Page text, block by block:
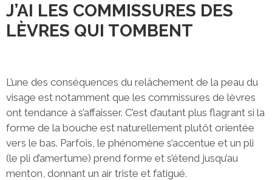
J’AI LES COMMISSURES DES
LÈVRES QUI TOMBENT
L’une des conséquences du relâchement de la peau du
visage est notamment que les commissures de lèvres
ont tendance à s’affaisser. C’est d’autant plus flagrant si la
forme de la bouche est naturellement plutôt orientée
vers le bas. Parfois, le phénomène s’accentue et un pli
(le pli d’amertume) prend forme et s’étend jusqu’au
menton, donnant un air triste et fatigué.